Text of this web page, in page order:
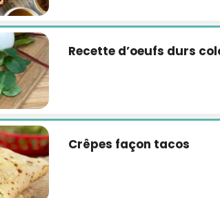
Recette d’oeufs durs
Crêpes façon tacos